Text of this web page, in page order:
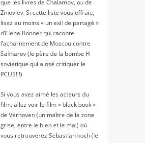
que les livres de Chalamov, ou de
Zinoviev. Si cette liste vous effraie,
lisez au moins « un exil de partagé »
d’Elena Bonner qui raconte
l’acharnement de Moscou contre
Sakharov (le père de la bombe H
soviétique qui a osé critiquer le
PCUS!!!)
Si vous avez aimé les acteurs du
film, allez voir le film « black book »
de Verhoven (un maître de la zone
grise, entre le bien et le mal) où
vous retrouverez Sebastian koch (le